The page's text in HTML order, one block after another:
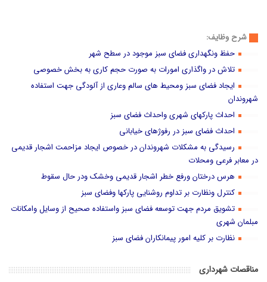
شرح وظایف:
حفظ ونگهداری فضای سبز موجود در سطح شهر
تلاش در واگذاری امورات به صورت حجم کاری به بخش خصوصی
ایجاد فضای سبز ومحیط های سالم وعاری از آلودگی جهت استفاده
شهروندان
احداث پارکهای شهری واحداث فضای سبز
احداث فضای سبز در رفوژهای خیابانی
رسیدگی به مشکلات شهروندان در خصوص ایجاد مزاحمت اشجار قدیمی
در معابر فرعی ومحلات
هرس درختان ورفع خطر اشجار قدیمی وخشک ودر حال سقوط
کنترل ونظارت بر تداوم روشنایی پارکها وفضای سبز
تشویق مردم جهت توسعه فضای سبز واستفاده صحیح از وسایل وامکانات
مبلمان شهری
نظارت بر کلیه امور پیمانکاران فضای سبز
مناقصات شهرداری